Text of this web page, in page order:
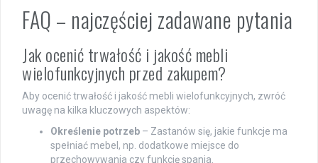
FAQ – najczęściej zadawane pytania
Jak ocenić trwałość i jakość mebli
wielofunkcyjnych przed zakupem?
Aby ocenić trwałość i jakość mebli wielofunkcyjnych, zwróć
uwagę na kilka kluczowych aspektów:
Określenie potrzeb – Zastanów się, jakie funkcje ma
spełniać mebel, np. dodatkowe miejsce do
przechowywania czy funkcję spania.